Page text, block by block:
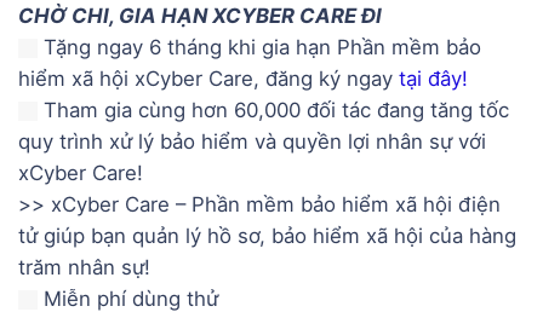
CHỜ CHI, GIA HẠN XCYBER CARE ĐI
Tặng ngay 6 tháng khi gia hạn Phần mềm bảo
hiểm xã hội xCyber Care, đăng ký ngay tại đây!
Tham gia cùng hơn 60,000 đối tác đang tăng tốc
quy trình xử lý bảo hiểm và quyền lợi nhân sự với
xCyber Care!
>> xCyber Care – Phần mềm bảo hiểm xã hội điện
tử giúp bạn quản lý hồ sơ, bảo hiểm xã hội của hàng
trăm nhân sự!
Miễn phí dùng thử